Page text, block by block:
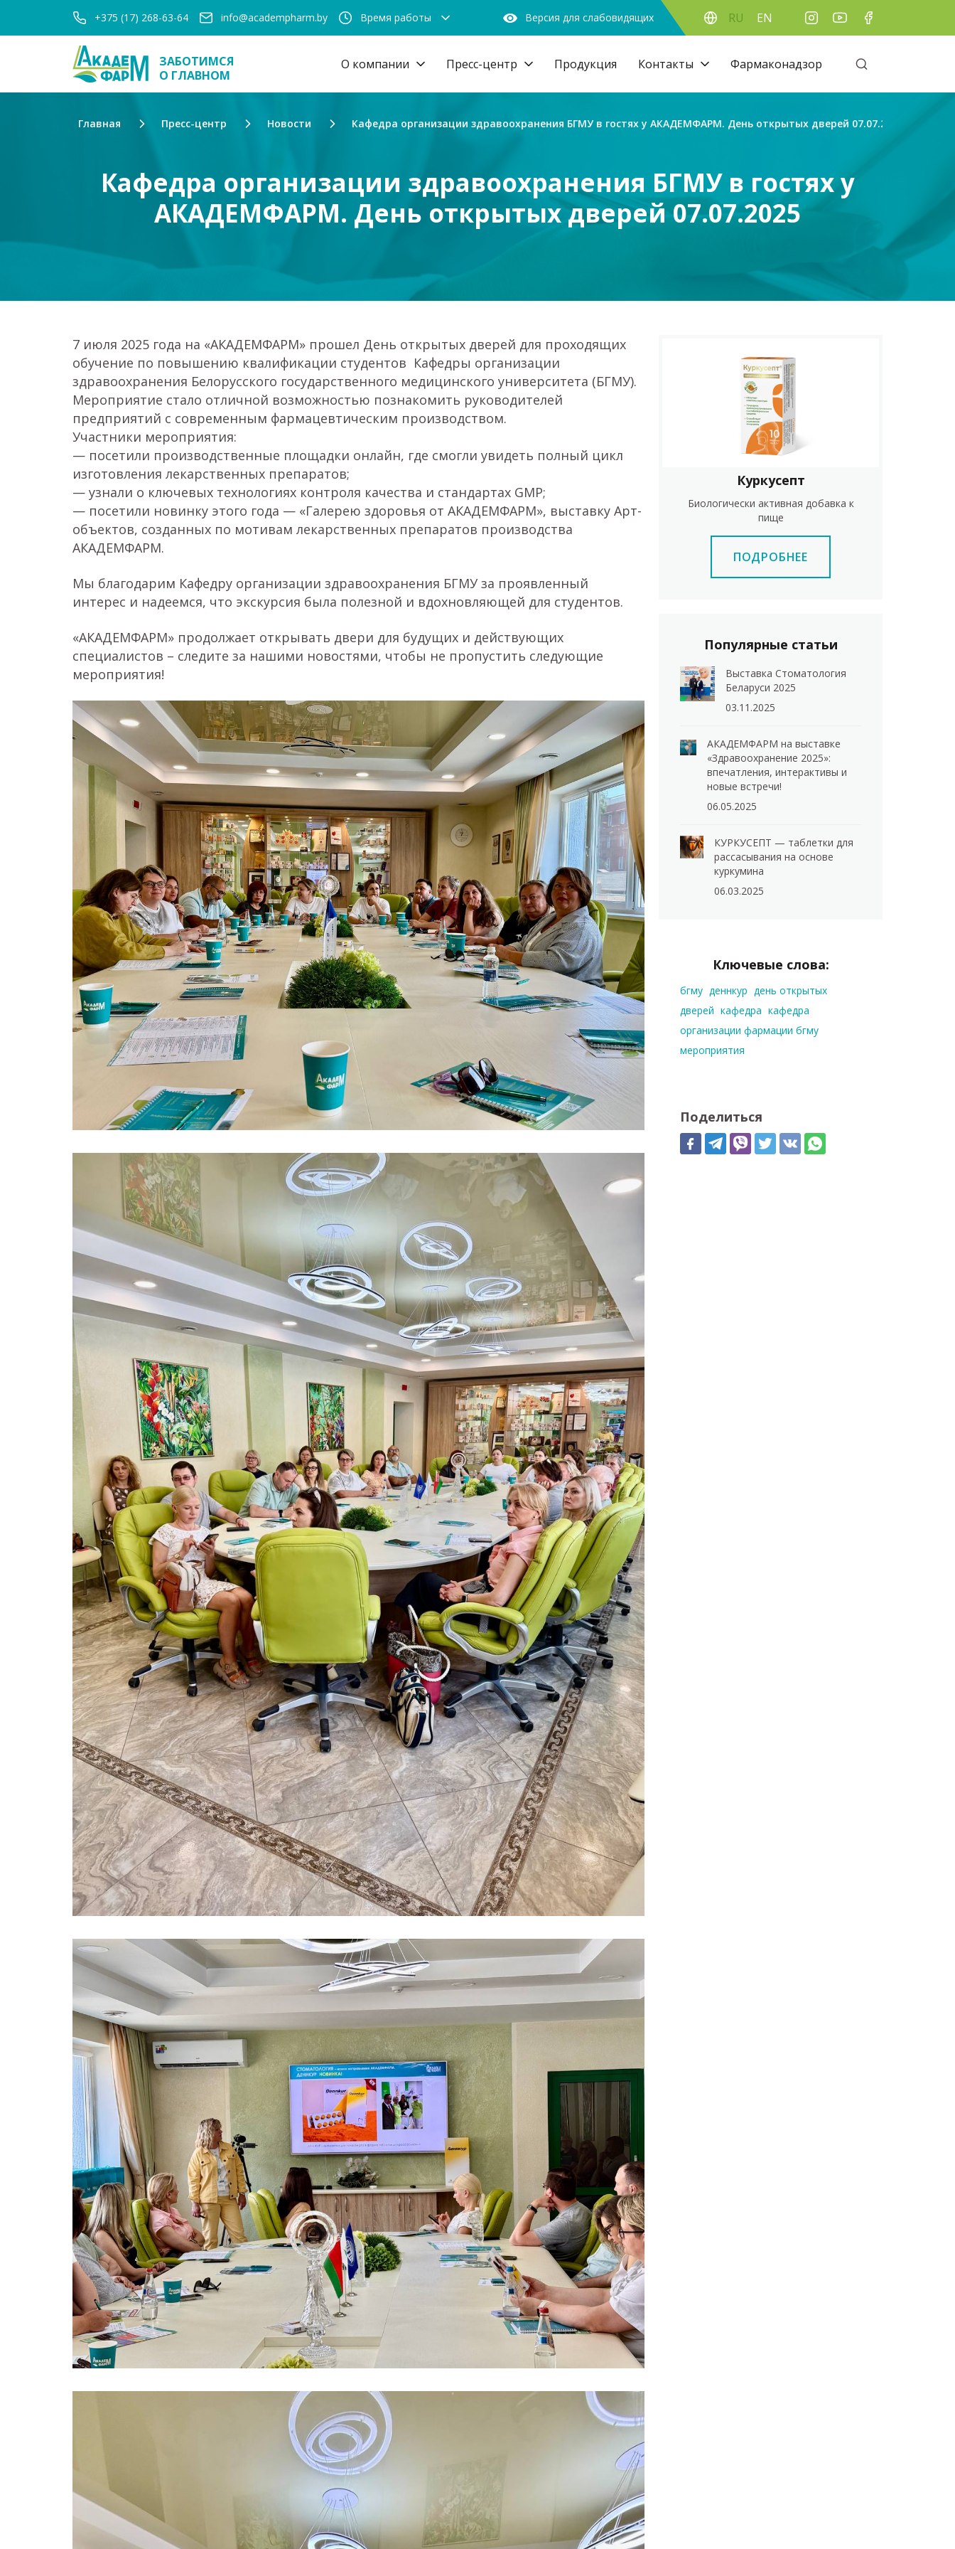
+375 (17) 268-63-64 info@academpharm.by Время работы Версия для слабовидящих RU EN
ЗАБОТИМСЯ
О ГЛАВНОМ
О компании Пресс-центр Продукция Контакты Фармаконадзор
Главная Пресс-центр Новости Кафедра организации здравоохранения БГМУ в гостях у АКАДЕМФАРМ. День открытых дверей 07.07.2025
Кафедра организации здравоохранения БГМУ в гостях у
АКАДЕМФАРМ. День открытых дверей 07.07.2025
Куркусепт
Биологически активная добавка к
пище
ПОДРОБНЕЕ
Популярные статьи
Выставка Стоматология
Беларуси 2025
03.11.2025
АКАДЕМФАРМ на выставке
«Здравоохранение 2025»:
впечатления, интерактивы и
новые встречи!
06.05.2025
КУРКУСЕПТ — таблетки для
рассасывания на основе
куркумина
06.03.2025
Ключевые слова:
бгму деннкур день открытых
дверей кафедра кафедра
организации фармации бгму
мероприятия
Поделиться
7 июля 2025 года на «АКАДЕМФАРМ» прошел День открытых дверей для проходящих
обучение по повышению квалификации студентов Кафедры организации
здравоохранения Белорусского государственного медицинского университета (БГМУ).
Мероприятие стало отличной возможностью познакомить руководителей
предприятий с современным фармацевтическим производством.
Участники мероприятия:
— посетили производственные площадки онлайн, где смогли увидеть полный цикл
изготовления лекарственных препаратов;
— узнали о ключевых технологиях контроля качества и стандартах GMP;
— посетили новинку этого года — «Галерею здоровья от АКАДЕМФАРМ», выставку Арт-
объектов, созданных по мотивам лекарственных препаратов производства
АКАДЕМФАРМ.
Мы благодарим Кафедру организации здравоохранения БГМУ за проявленный
интерес и надеемся, что экскурсия была полезной и вдохновляющей для студентов.
«АКАДЕМФАРМ» продолжает открывать двери для будущих и действующих
специалистов – следите за нашими новостями, чтобы не пропустить следующие
мероприятия!